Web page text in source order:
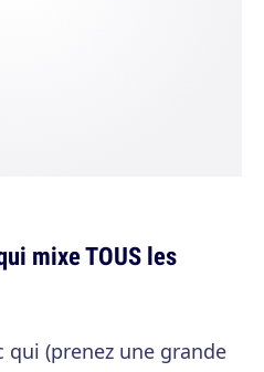
mixe TOUS les
qui (prenez une grande